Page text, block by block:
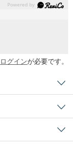
ログインが必要です。